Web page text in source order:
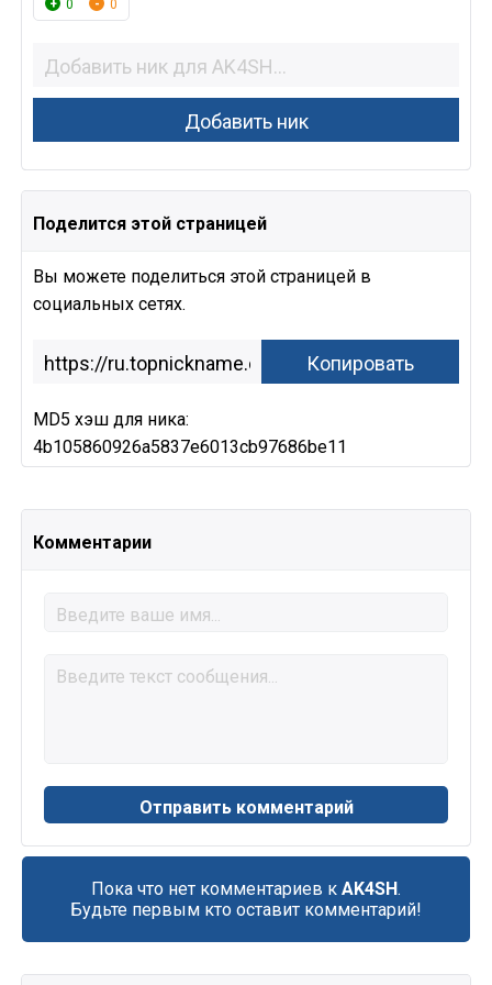
0 0
Поделится этой страницей
Вы можете поделиться этой страницей в
социальных сетях.
MD5 хэш для ника:
4b105860926a5837e6013cb97686be11
Комментарии
Пока что нет комментариев к AK4SH.
Будьте первым кто оставит комментарий!